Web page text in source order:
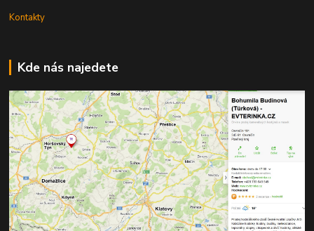
Kontakty
Kde nás najedete